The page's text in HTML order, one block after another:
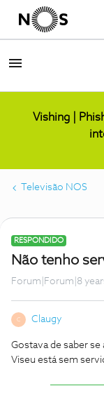
Vishing |
Televisão NOS
RESPONDIDO
Não tenho
Forum|Forum|8
C Claugy
Gostava de saber
Viseu está sem